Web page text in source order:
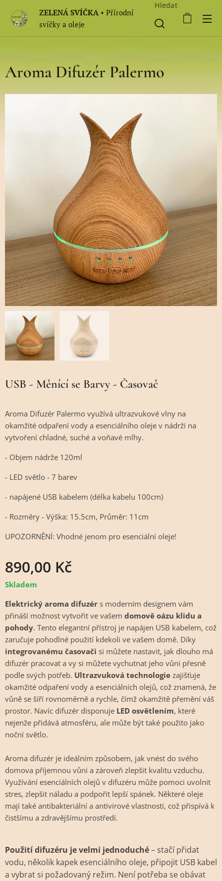
ZELENÁ SVÍČKA • Přírodní
svíčky a oleje
Hledat
Aroma Difuzér Palermo
USB - Měnící se Barvy - Časovač
Aroma Difuzér Palermo využívá ultrazvukové vlny na
okamžité odpaření vody a esenciálního oleje v nádrži na
vytvoření chladné, suché a voňavé mlhy.
- Objem nádrže 120ml
- LED světlo - 7 barev
- napájené USB kabelem (délka kabelu 100cm)
- Rozměry - Výška: 15.5cm, Průměr: 11cm
UPOZORNĚNÍ: Vhodné jenom pro esenciální oleje!
890,00 Kč
Skladem
Elektrický aroma difuzér s moderním designem vám
přináší možnost vytvořit ve vašem domově oázu klidu a
pohody. Tento elegantní přístroj je napájen USB kabelem, což
zaručuje pohodlné použití kdekoli ve vašem domě. Díky
integrovanému časovači si můžete nastavit, jak dlouho má
difuzér pracovat a vy si můžete vychutnat jeho vůni přesně
podle svých potřeb. Ultrazvuková technologie zajišťuje
okamžité odpaření vody a esenciálních olejů, což znamená, že
vůně se šíří rovnoměrně a rychle, čímž okamžitě přemění váš
prostor. Navíc difuzér disponuje LED osvětlením, které
nejenže přidává atmosféru, ale může být také použito jako
noční světlo.
Aroma difuzér je ideálním způsobem, jak vnést do svého
domova příjemnou vůni a zároveň zlepšit kvalitu vzduchu.
Využívání esenciálních olejů v difuzéru může pomoci uvolnit
stres, zlepšit náladu a podpořit lepší spánek. Některé oleje
mají také antibakteriální a antivirové vlastnosti, což přispívá k
čistšímu a zdravějšímu prostředí.
Použití difuzéru je velmi jednoduché– stačí přidat
vodu, několik kapek esenciálního oleje, připojit USB kabel
a vybrat si požadovaný režim. Není potřeba se obávat